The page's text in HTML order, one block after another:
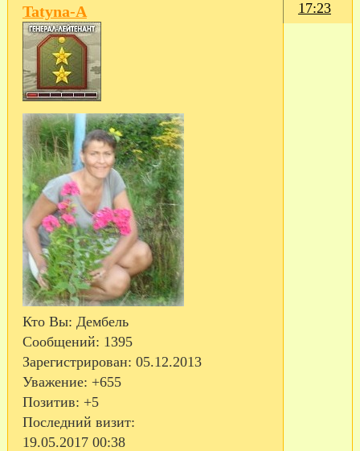
17:23
Tatyna-A
Кто Вы: Дембель
Сообщений: 1395
Зарегистрирован: 05.12.2013
Уважение: +655
Позитив: +5
Последний визит:
19.05.2017 00:38